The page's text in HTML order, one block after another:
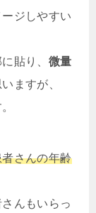
ジしやすい
貼り、 微量
ますが、
者さんの年齢
んもいらっ